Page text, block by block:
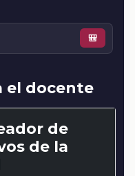
🎒
el docente
de
de la